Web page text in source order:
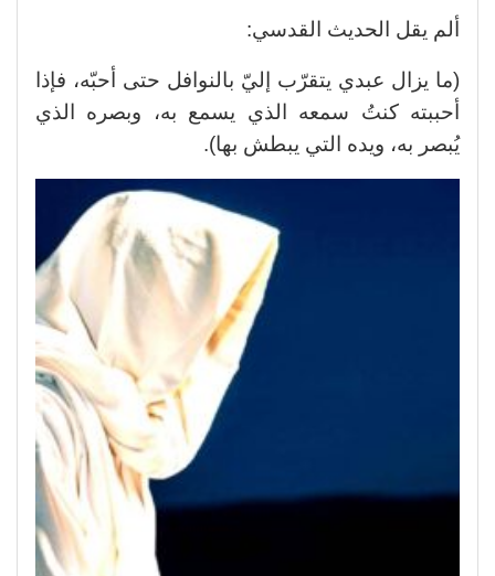
ألم يقل الحديث القدسي:
(ما يزال عبدي يتقرّب إليّ بالنوافل حتى أحبّه، فإذا
أحببته كنتُ سمعه الذي يسمع به، وبصره الذي
يُبصر به، ويده التي يبطش بها).